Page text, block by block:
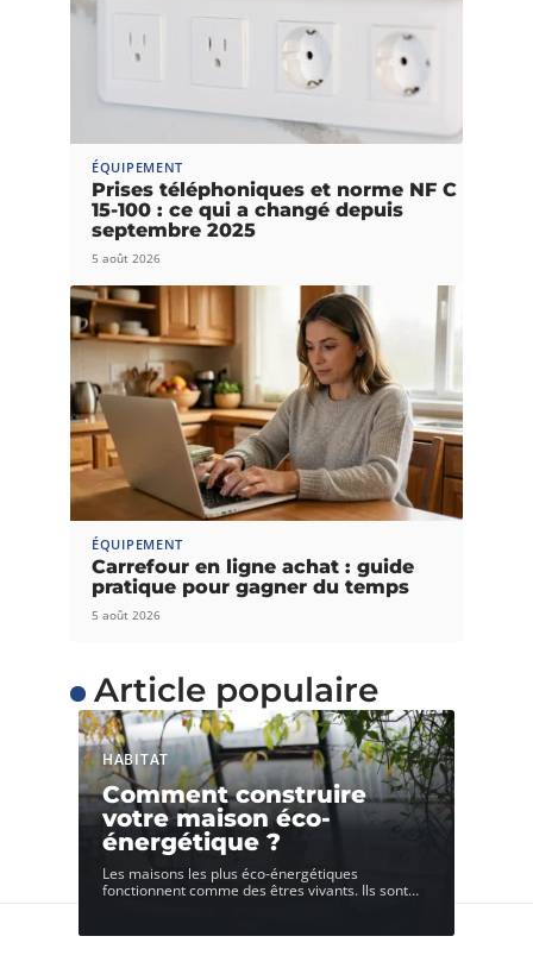
ÉQUIPEMENT
Prises téléphoniques et norme NF C
15-100 : ce qui a changé depuis
septembre 2025
5 août 2026
ÉQUIPEMENT
Carrefour en ligne achat : guide
pratique pour gagner du temps
5 août 2026
Article populaire
HABITAT
Comment construire
votre maison éco-
énergétique ?
Les maisons les plus éco-énergétiques
fonctionnent comme des êtres vivants. Ils sont…